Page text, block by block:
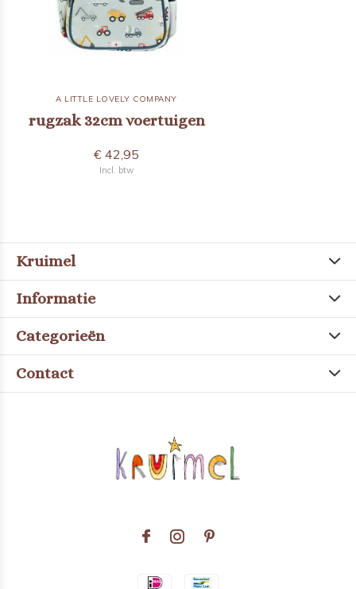
A LITTLE LOVELY COMPANY
rugzak 32cm voertuigen
€ 42,95
Incl. btw
Kruimel
Informatie
Categorieën
Contact